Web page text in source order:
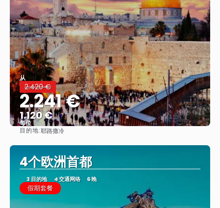
从
2.420 €
2.241 €
1.120 €
每位
目的地:耶路撒冷
4个欧洲首都
3 目的地 4 交通网络 6 晚
假期套餐